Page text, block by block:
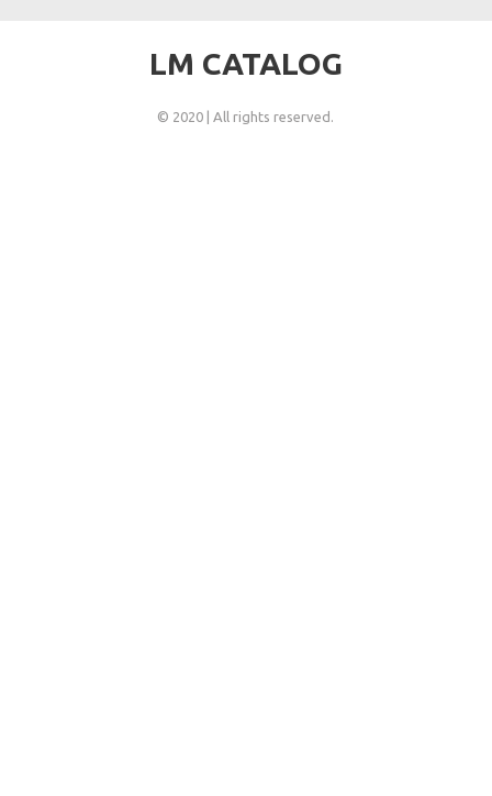
LM CATALOG
© 2020 | All rights reserved.